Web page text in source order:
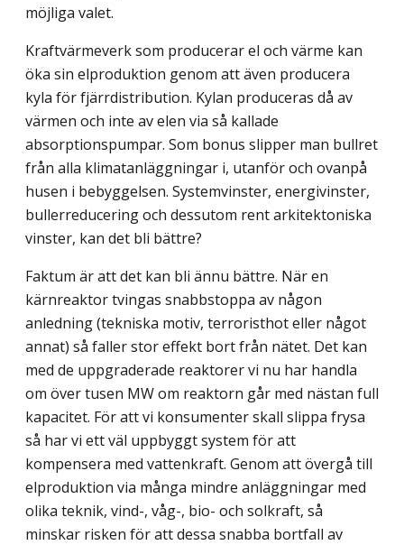
möjliga valet.
Kraftvärmeverk som producerar el och värme kan
öka sin elproduktion genom att även producera
kyla för fjärrdistribution. Kylan produceras då av
värmen och inte av elen via så kallade
absorptionspumpar. Som bonus slipper man bullret
från alla klimatanläggningar i, utanför och ovanpå
husen i bebyggelsen. Systemvinster, energivinster,
bullerreducering och dessutom rent arkitektoniska
vinster, kan det bli bättre?
Faktum är att det kan bli ännu bättre. När en
kärnreaktor tvingas snabbstoppa av någon
anledning (tekniska motiv, terroristhot eller något
annat) så faller stor effekt bort från nätet. Det kan
med de uppgraderade reaktorer vi nu har handla
om över tusen MW om reaktorn går med nästan full
kapacitet. För att vi konsumenter skall slippa frysa
så har vi ett väl uppbyggt system för att
kompensera med vattenkraft. Genom att övergå till
elproduktion via många mindre anläggningar med
olika teknik, vind-, våg-, bio- och solkraft, så
minskar risken för att dessa snabba bortfall av